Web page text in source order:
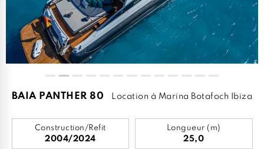
BAIA PANTHER 80 Location à Marina Botafoch Ibiza
Construction/Refit
2004/2024
Longueur (m)
25,0